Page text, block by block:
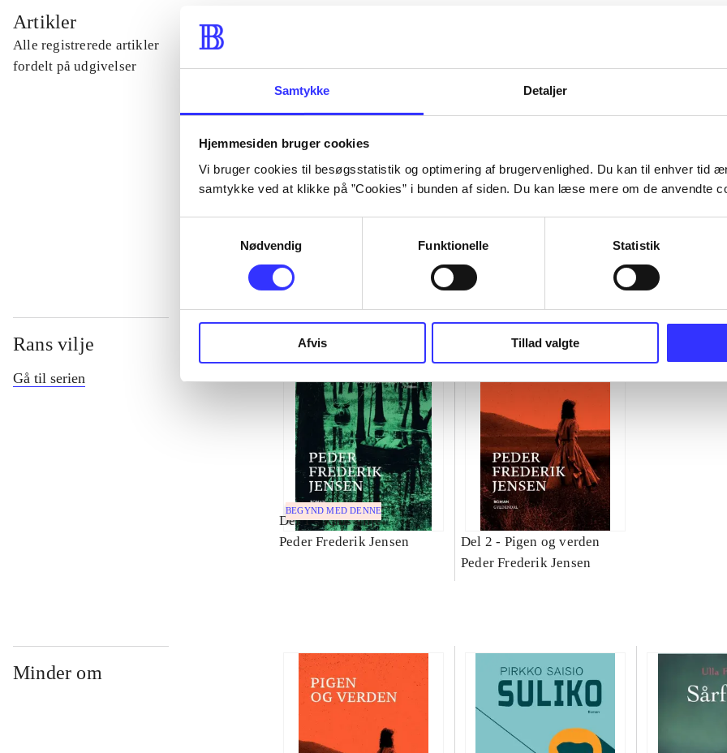
Samtykke Detaljer
Hjemmesiden bruger cookies
Vi bruger cookies til besøgsstatistik og optimering af brugervenlighed. Du kan til enhver tid
samtykke ved at klikke på ”Cookies” i bunden af siden. Du kan læse mere om de anvendte
Nødvendig
Funktionelle Statistik
Afvis Tillad valgte
Artikler
Alle registrerede artikler
fordelt på udgivelser
...
...
...
Rans vilje
Gå til serien
BEGYND MED DENNE
Del 1 -Rans vilje
Peder Frederik Jensen
Del 2 - Pigen og verden
Peder Frederik Jensen
Minder om